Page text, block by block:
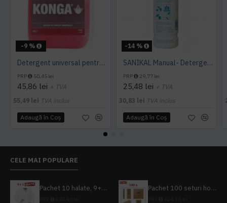
-9 %
Detergent universal pentru suprafete, Professional Cleaner, Konga, 5 L
PRP 50,45 lei
45,86 lei + TVA
55,49 lei TVA inclus
Adaugă în Coş
-14 %
SANIKAL Manual- Detergent pentru obiecte sanitare, 1 L, Kiehl
PRP 29,77 lei
25,48 lei + TVA
30,83 lei TVA inclus
Adaugă în Coş
CELE MAI POPULARE
Pachet 10 halate, 9+1 gratuit Pachet 100 seturi hoteliere, set dentar, set barbierit, casca de dus, pila unghii, set cusut